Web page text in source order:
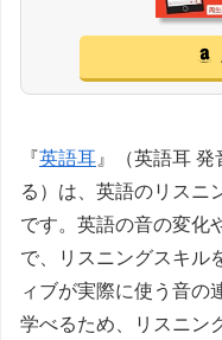
『英語耳』（英語耳 発
る）は、英語のリスニ
です。英語の音の変化
で、リスニングスキル
ィブが実際に使う音の
学べるため、リスニン